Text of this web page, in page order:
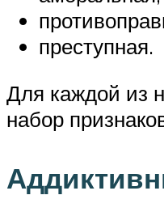
преступная.
Для каждой из
набор